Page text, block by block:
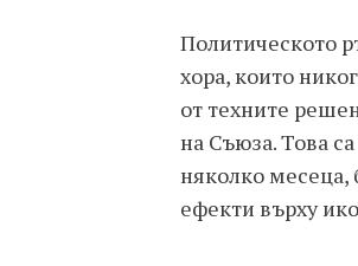
Политическото
хора, които
от техните
на Съюза. Това
няколко месеца,
ефекти върху